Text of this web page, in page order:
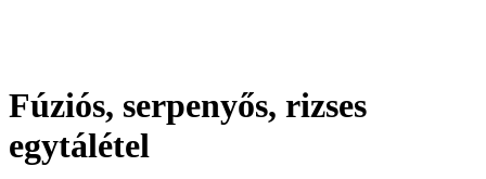
Fúziós, serpenyős, rizses
egytálétel